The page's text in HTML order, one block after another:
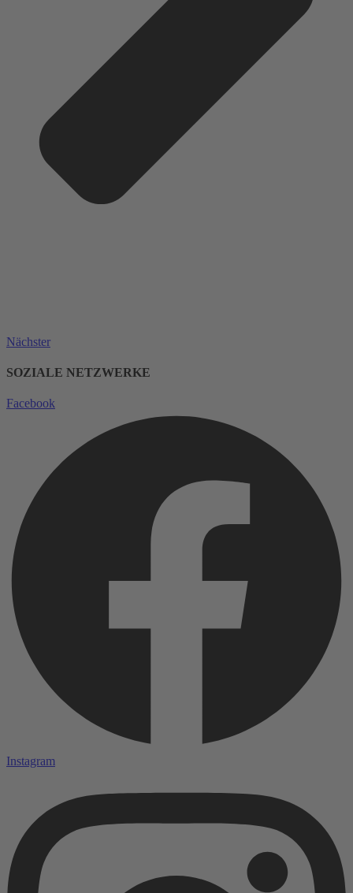
Nächster
SOZIALE NETZWERKE
Facebook
Instagram